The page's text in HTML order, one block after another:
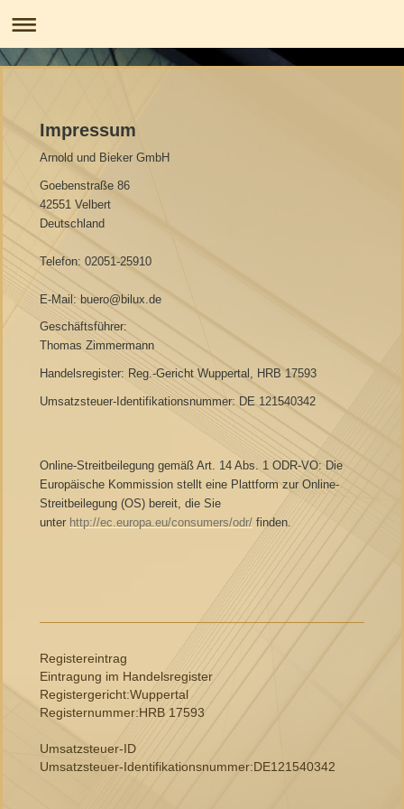
Impressum
Arnold und Bieker GmbH
Goebenstraße 86
42551 Velbert
Deutschland
Telefon: 02051-25910
E-Mail: buero@bilux.de
Geschäftsführer:
Thomas Zimmermann
Handelsregister: Reg.-Gericht Wuppertal, HRB 17593
Umsatzsteuer-Identifikationsnummer: DE 121540342
Online-Streitbeilegung gemäß Art. 14 Abs. 1 ODR-VO: Die
Europäische Kommission stellt eine Plattform zur Online-
Streitbeilegung (OS) bereit, die Sie
unter http://ec.europa.eu/consumers/odr/ finden.
Registereintrag
Eintragung im Handelsregister
Registergericht:Wuppertal
Registernummer:HRB 17593
Umsatzsteuer-ID
Umsatzsteuer-Identifikationsnummer:DE121540342